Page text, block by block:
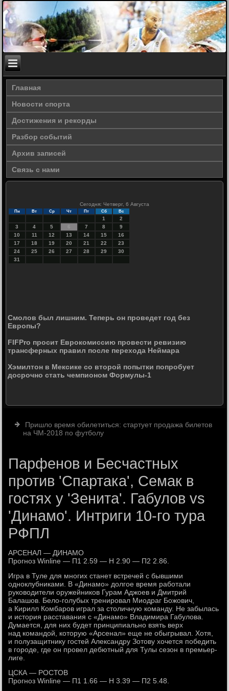
Главная
Новости спорта
Достижения и рекорды
Разбор событий
Архив записей
Связь с нами
Сегодня: Четверг, 6 Августа
Пн Вт Ср Чт Пт Сб Вс
1
2
3
4 5 6 7 8
9
10
11 12 13 14 15
16
17
18 19 20 21 22
23
24
25 26 27 28 29
30
31
Смолов был лишним. Теперь он проведет год без
Европы?
FIFPro просит Еврокомиссию провести ревизию
трансферных правил после перехода Неймара
Хэмилтон в Мексике со второй попытки попробует
досрочно стать чемпионом Формулы-1
Пришло время обилетиться: стартует продажа билетов
на ЧМ-2018 по футболу
Парфенов и Бесчастных
против 'Спартака', Семак в
гостях у 'Зенита'. Габулов vs
'Динамо'. Интриги 10-го тура
РФПЛ
АРСЕНАЛ — ДИНАМО
Прогноз Winline — П1 2.59 — Н 2.90 — П2 2.86.
Игра в Туле для многих станет встречей с бывшими
одноклубниками. В «Динамо» долгое время работали
руководители оружейников Гурам Аджоев и Дмитрий
Балашов. Бело-голубых тренировал Миодраг Божович,
а Кирилл Комбаров играл за столичную команду. Не забылась
и история расставания с «Динамо» Владимира Габулова.
Думается, для них будет принципиально взять верх
над командой, которую «Арсенал» еще не обыгрывал. Хотя,
и полузащитнику гостей Александру Зотову хочется победить
в городе, где он провел дебютный для Тулы сезон в премьер-
лиге.
ЦСКА — РОСТОВ
Прогноз Winline — П1 1.66 — Н 3.39 — П2 5.48.